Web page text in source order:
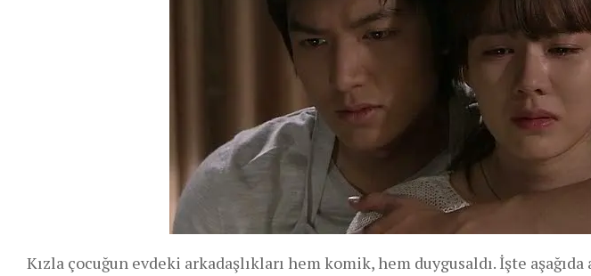
Kızla çocuğun evdeki arkadaşlıkları hem komik, hem duygusaldı. İşte aşağıda